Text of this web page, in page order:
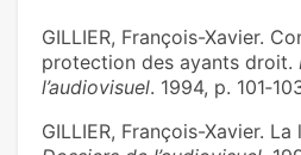
GILLIER, François-Xavier.
protection des ayants droit.
l’audiovisuel. 1994, p.
GILLIER, François-Xavier.